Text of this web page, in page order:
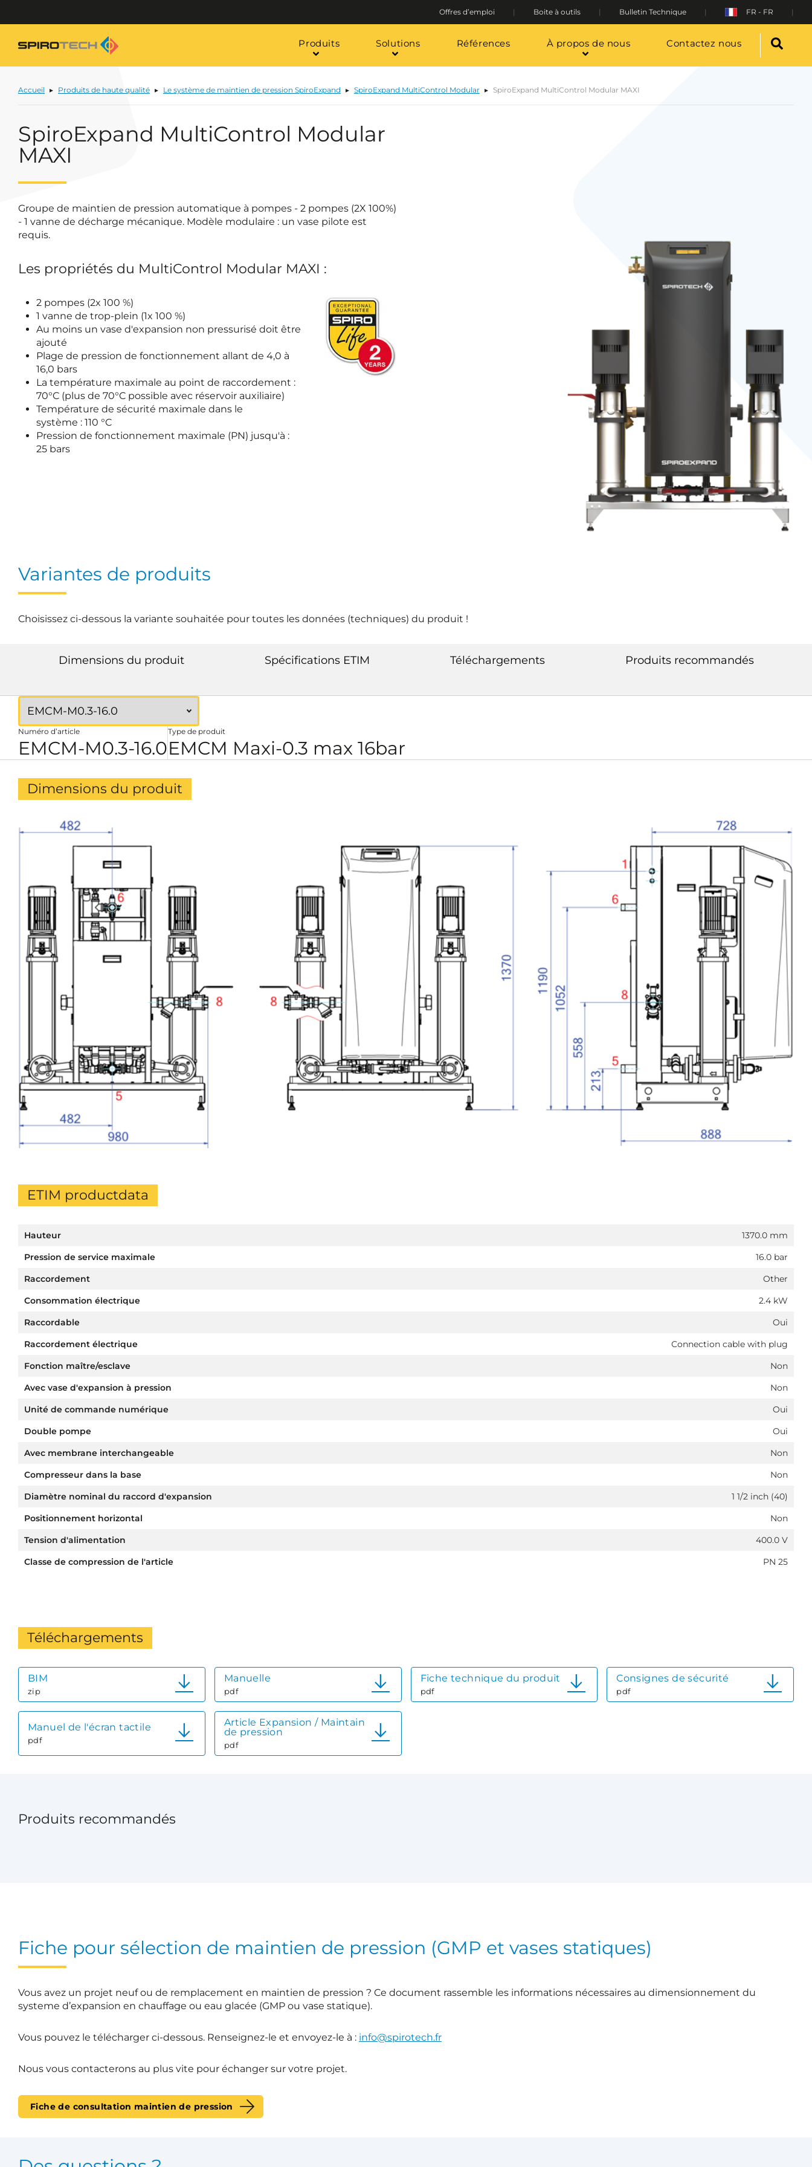
Offres d’emploi Boite à outils Bulletin Technique FR - FR
Produits Solutions Références À propos de nous Contactez nous
Accueil Produits de haute qualité Le système de maintien de pression SpiroExpand SpiroExpand MultiControl Modular SpiroExpand MultiControl Modular MAXI
SpiroExpand MultiControl Modular
MAXI
Groupe de maintien de pression automatique à pompes - 2 pompes (2X 100%)
- 1 vanne de décharge mécanique. Modèle modulaire : un vase pilote est
requis.
Les propriétés du MultiControl Modular MAXI :
2 pompes (2x 100 %)
1 vanne de trop-plein (1x 100 %)
Au moins un vase d'expansion non pressurisé doit être
ajouté
Plage de pression de fonctionnement allant de 4,0 à
16,0 bars
La température maximale au point de raccordement :
70°C (plus de 70°C possible avec réservoir auxiliaire)
Température de sécurité maximale dans le
système : 110 °C
Pression de fonctionnement maximale (PN) jusqu'à :
25 bars
Variantes de produits
Choisissez ci-dessous la variante souhaitée pour toutes les données (techniques) du produit !
Dimensions du produit Spécifications ETIM Téléchargements Produits recommandés
Numéro d’article
EMCM-M0.3-16.0
Type de produit
EMCM Maxi-0.3 max 16bar
Dimensions du produit
ETIM productdata
Hauteur
1370.0 mm
Pression de service maximale
16.0 bar
Raccordement
Other
Consommation électrique
2.4 kW
Raccordable
Oui
Raccordement électrique
Connection cable with plug
Fonction maître/esclave
Non
Avec vase d'expansion à pression
Non
Unité de commande numérique
Oui
Double pompe
Oui
Avec membrane interchangeable
Non
Compresseur dans la base
Non
Diamètre nominal du raccord d'expansion
1 1/2 inch (40)
Positionnement horizontal
Non
Tension d'alimentation
400.0 V
Classe de compression de l'article
PN 25
Téléchargements
BIM
zip
Manuelle
pdf
Fiche technique du produit
pdf
Consignes de sécurité
pdf
Manuel de l'écran tactile
pdf
Article Expansion / Maintain
de pression
pdf
Produits recommandés
Fiche pour sélection de maintien de pression (GMP et vases statiques)
Vous avez un projet neuf ou de remplacement en maintien de pression ? Ce document rassemble les informations nécessaires au dimensionnement du
systeme d’expansion en chauffage ou eau glacée (GMP ou vase statique).
Vous pouvez le télécharger ci-dessous. Renseignez-le et envoyez-le à : info@spirotech.fr
Nous vous contacterons au plus vite pour échanger sur votre projet.
Fiche de consultation maintien de pression